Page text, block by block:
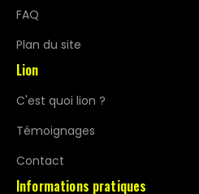
FAQ
Plan du site
Lion
C'est quoi lion ?
Témoignages
Contact
Informations pratiques